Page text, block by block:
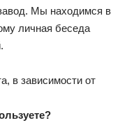
Мы находимся в
личная беседа
в зависимости от